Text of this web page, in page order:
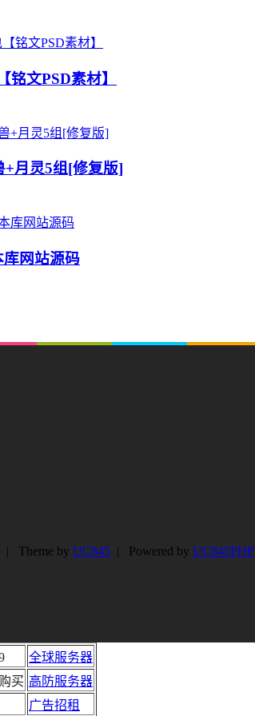
文PSD素材】
+月灵5组[修复版]
网站源码
| Theme by UC845 | Powered by UC845PHP
全球服务器
买 高防服务器
广告招租